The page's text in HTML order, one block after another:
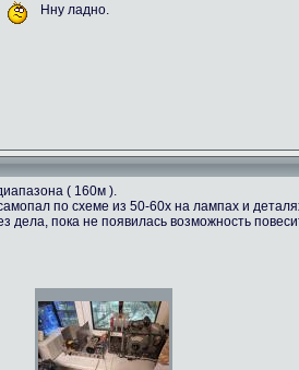
Нну ладно.
( 160м ).
по схеме из 50-60х на лампах и
дела, пока не появилась возможность